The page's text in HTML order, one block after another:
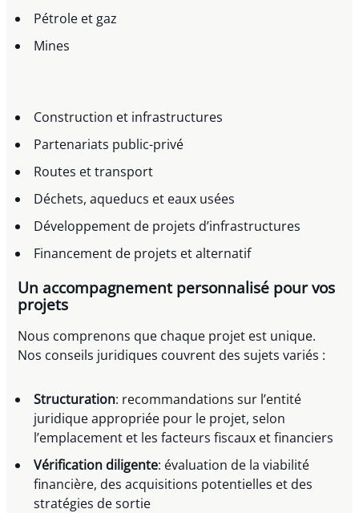
Pétrole et gaz
Mines
Construction et infrastructures
Partenariats public-privé
Routes et transport
Déchets, aqueducs et eaux usées
Développement de projets d’infrastructures
Financement de projets et alternatif
Un accompagnement personnalisé pour vos
projets
Nous comprenons que chaque projet est unique.
Nos conseils juridiques couvrent des sujets variés :
Structuration: recommandations sur l’entité
juridique appropriée pour le projet, selon
l’emplacement et les facteurs fiscaux et financiers
Vérification diligente: évaluation de la viabilité
financière, des acquisitions potentielles et des
stratégies de sortie